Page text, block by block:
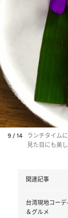
9 / 14
ランチタイム
見た目にも美
関連記事
台湾現地コーデ
＆グルメ